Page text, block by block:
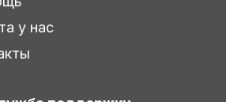
у нас